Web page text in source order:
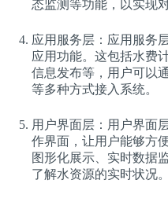
态监测等功能，以实现
应用服务层：应用服务
应用功能。这包括水费
信息发布等，用户可以
等多种方式接入系统。
用户界面层：用户界面
作界面，让用户能够方
图形化展示、实时数据
了解水资源的实时状况。